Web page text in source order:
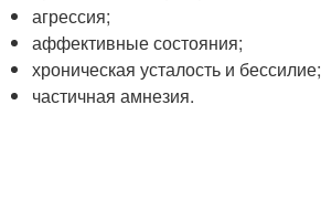
агрессия;
аффективные состояния;
хроническая усталость и бессилие;
частичная амнезия.